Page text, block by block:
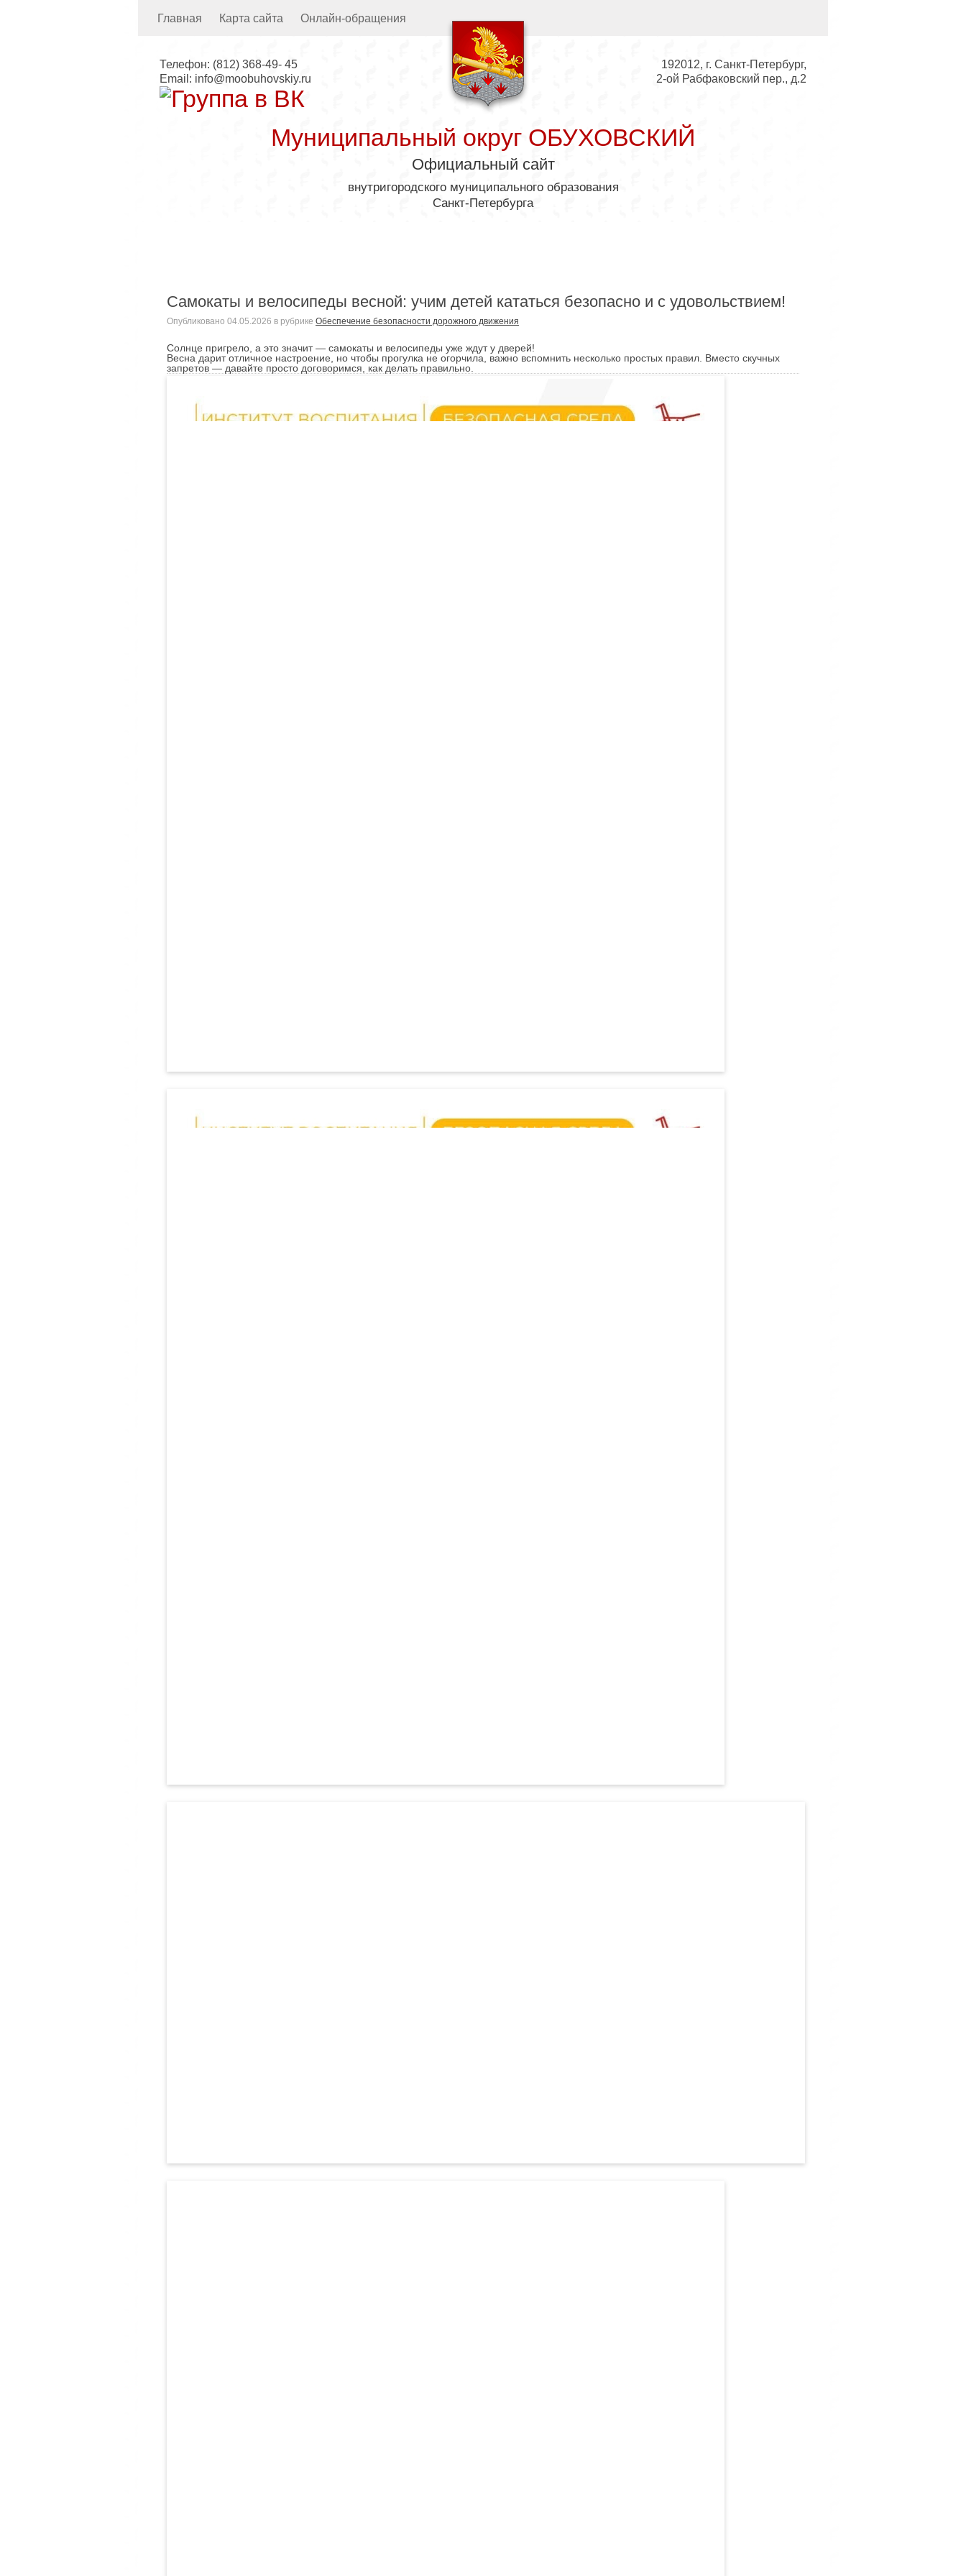
Главная Карта сайта Онлайн-обращения
Телефон: (812) 368-49- 45
Email: info@moobuhovskiy.ru
192012, г. Санкт-Петербург,
2-ой Рабфаковский пер., д.2
Муниципальный округ ОБУХОВСКИЙ
Официальный сайт
внутригородского муниципального образования
Санкт-Петербурга
Самокаты и велосипеды весной: учим детей кататься безопасно и с удовольствием!
Опубликовано 04.05.2026 в рубрике Обеспечение безопасности дорожного движения
Солнце пригрело, а это значит — самокаты и велосипеды уже ждут у дверей!
Весна дарит отличное настроение, но чтобы прогулка не огорчила, важно вспомнить несколько простых правил. Вместо скучных
запретов — давайте просто договоримся, как делать правильно.